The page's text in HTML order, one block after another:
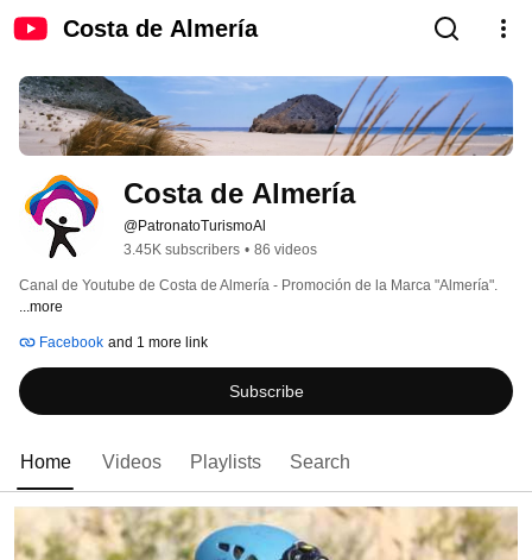
Costa de Almería
Costa de Almería
@PatronatoTurismoAl
3.45K subscribers • 86 videos
Canal de Youtube de Costa de Almería - Promoción de la Marca "Almería".
...more
Facebook and 1 more link
Subscribe
Home Videos Playlists Search